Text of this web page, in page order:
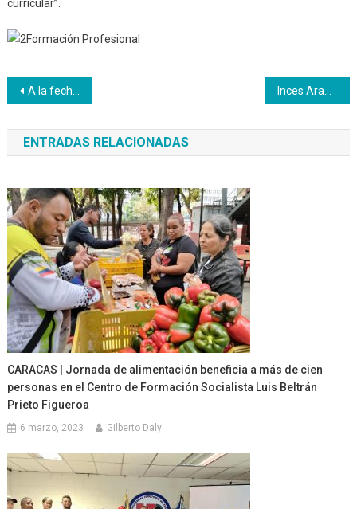
curricular”.
Navegación
de
entradas
A la fecha el Inces ha atendido 32.871 zulianos
ENTRADAS RELACIONADAS
CARACAS | Jornada de alimentación beneficia a más de cien
personas en el Centro de Formación Socialista Luis Beltrán
Prieto Figueroa
6 marzo, 2023 Gilberto Daly